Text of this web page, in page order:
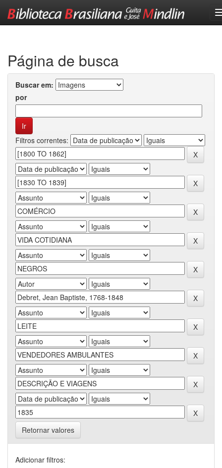
Página de busca
Buscar em:
por
Filtros correntes:
Retornar valores
Adicionar filtros: